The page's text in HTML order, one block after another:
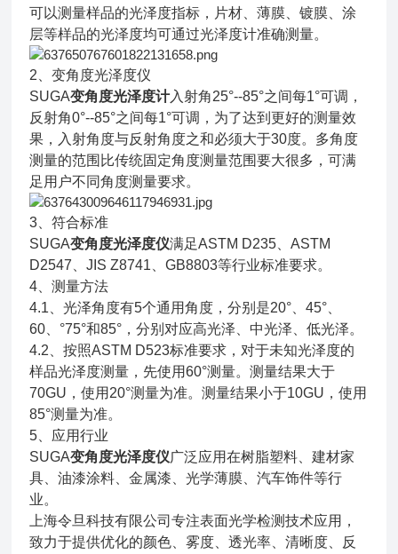
可以测量样品的光泽度指标，片材、薄膜、镀膜、涂
层等样品的光泽度均可通过光泽度计准确测量。
2、变角度光泽度仪
SUGA变角度光泽度计入射角25°--85°之间每1°可调，
反射角0°--85°之间每1°可调，为了达到更好的测量效
果，入射角度与反射角度之和必须大于30度。多角度
测量的范围比传统固定角度测量范围要大很多，可满
足用户不同角度测量要求。
3、符合标准
SUGA变角度光泽度仪满足ASTM D235、ASTM
D2547、JIS Z8741、GB8803等行业标准要求。
4、测量方法
4.1、光泽角度有5个通用角度，分别是20°、45°、
60、°75°和85°，分别对应高光泽、中光泽、低光泽。
4.2、按照ASTM D523标准要求，对于未知光泽度的
样品光泽度测量，先使用60°测量。测量结果大于
70GU，使用20°测量为准。测量结果小于10GU，使用
85°测量为准。
5、应用行业
SUGA变角度光泽度仪广泛应用在树脂塑料、建材家
具、油漆涂料、金属漆、光学薄膜、汽车饰件等行
业。
上海令旦科技有限公司专注表面光学检测技术应用，
致力于提供优化的颜色、雾度、透光率、清晰度、反